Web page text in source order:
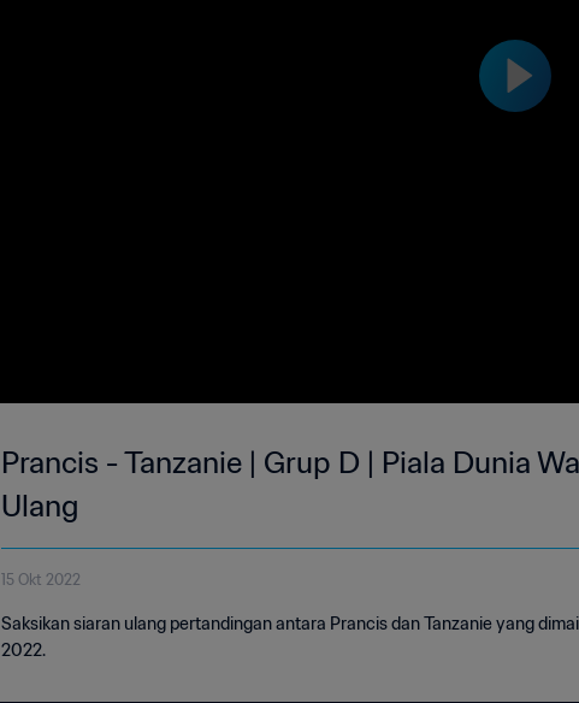
Prancis - Tanzanie | Grup D | Piala Dunia
Ulang
15 Okt 2022
Saksikan siaran ulang pertandingan antara Prancis dan Tanzanie yang
2022.